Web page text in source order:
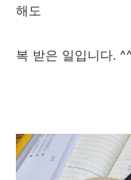
해도
복 받은 일입니다. ^^